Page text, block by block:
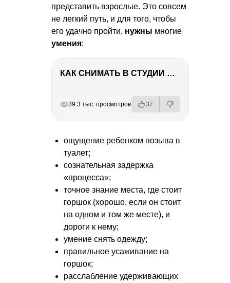
представить взрослые. Это совсем
не легкий путь, и для того, чтобы
его удачно пройти, нужны многие
умения:
КАК СНИМАТЬ В СТУДИИ СО ВСПЫШКАМИ
39.3 тыс. просмотров 37
ощущение ребенком позыва в
туалет;
сознательная задержка
«процесса»;
точное знание места, где стоит
горшок (хорошо, если он стоит
на одном и том же месте), и
дороги к нему;
умение снять одежду;
правильное усаживание на
горшок;
расслабление удерживающих